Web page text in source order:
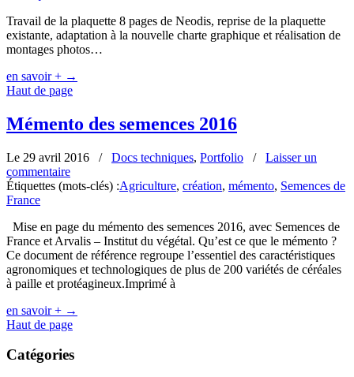
Travail de la plaquette 8 pages de Neodis, reprise de la plaquette
existante, adaptation à la nouvelle charte graphique et réalisation de
montages photos…
en savoir + →
Haut de page
Mémento des semences 2016
Le 29 avril 2016 / Docs techniques, Portfolio / Laisser un
commentaire
Étiquettes (mots-clés) :Agriculture, création, mémento, Semences de
France
Mise en page du mémento des semences 2016, avec Semences de
France et Arvalis – Institut du végétal. Qu’est ce que le mémento ?
Ce document de référence regroupe l’essentiel des caractéristiques
agronomiques et technologiques de plus de 200 variétés de céréales
à paille et protéagineux.Imprimé à
en savoir + →
Haut de page
Catégories